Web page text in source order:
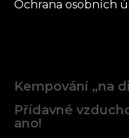
Ochrana osobních
Kempování „na
Přídavné
ano!